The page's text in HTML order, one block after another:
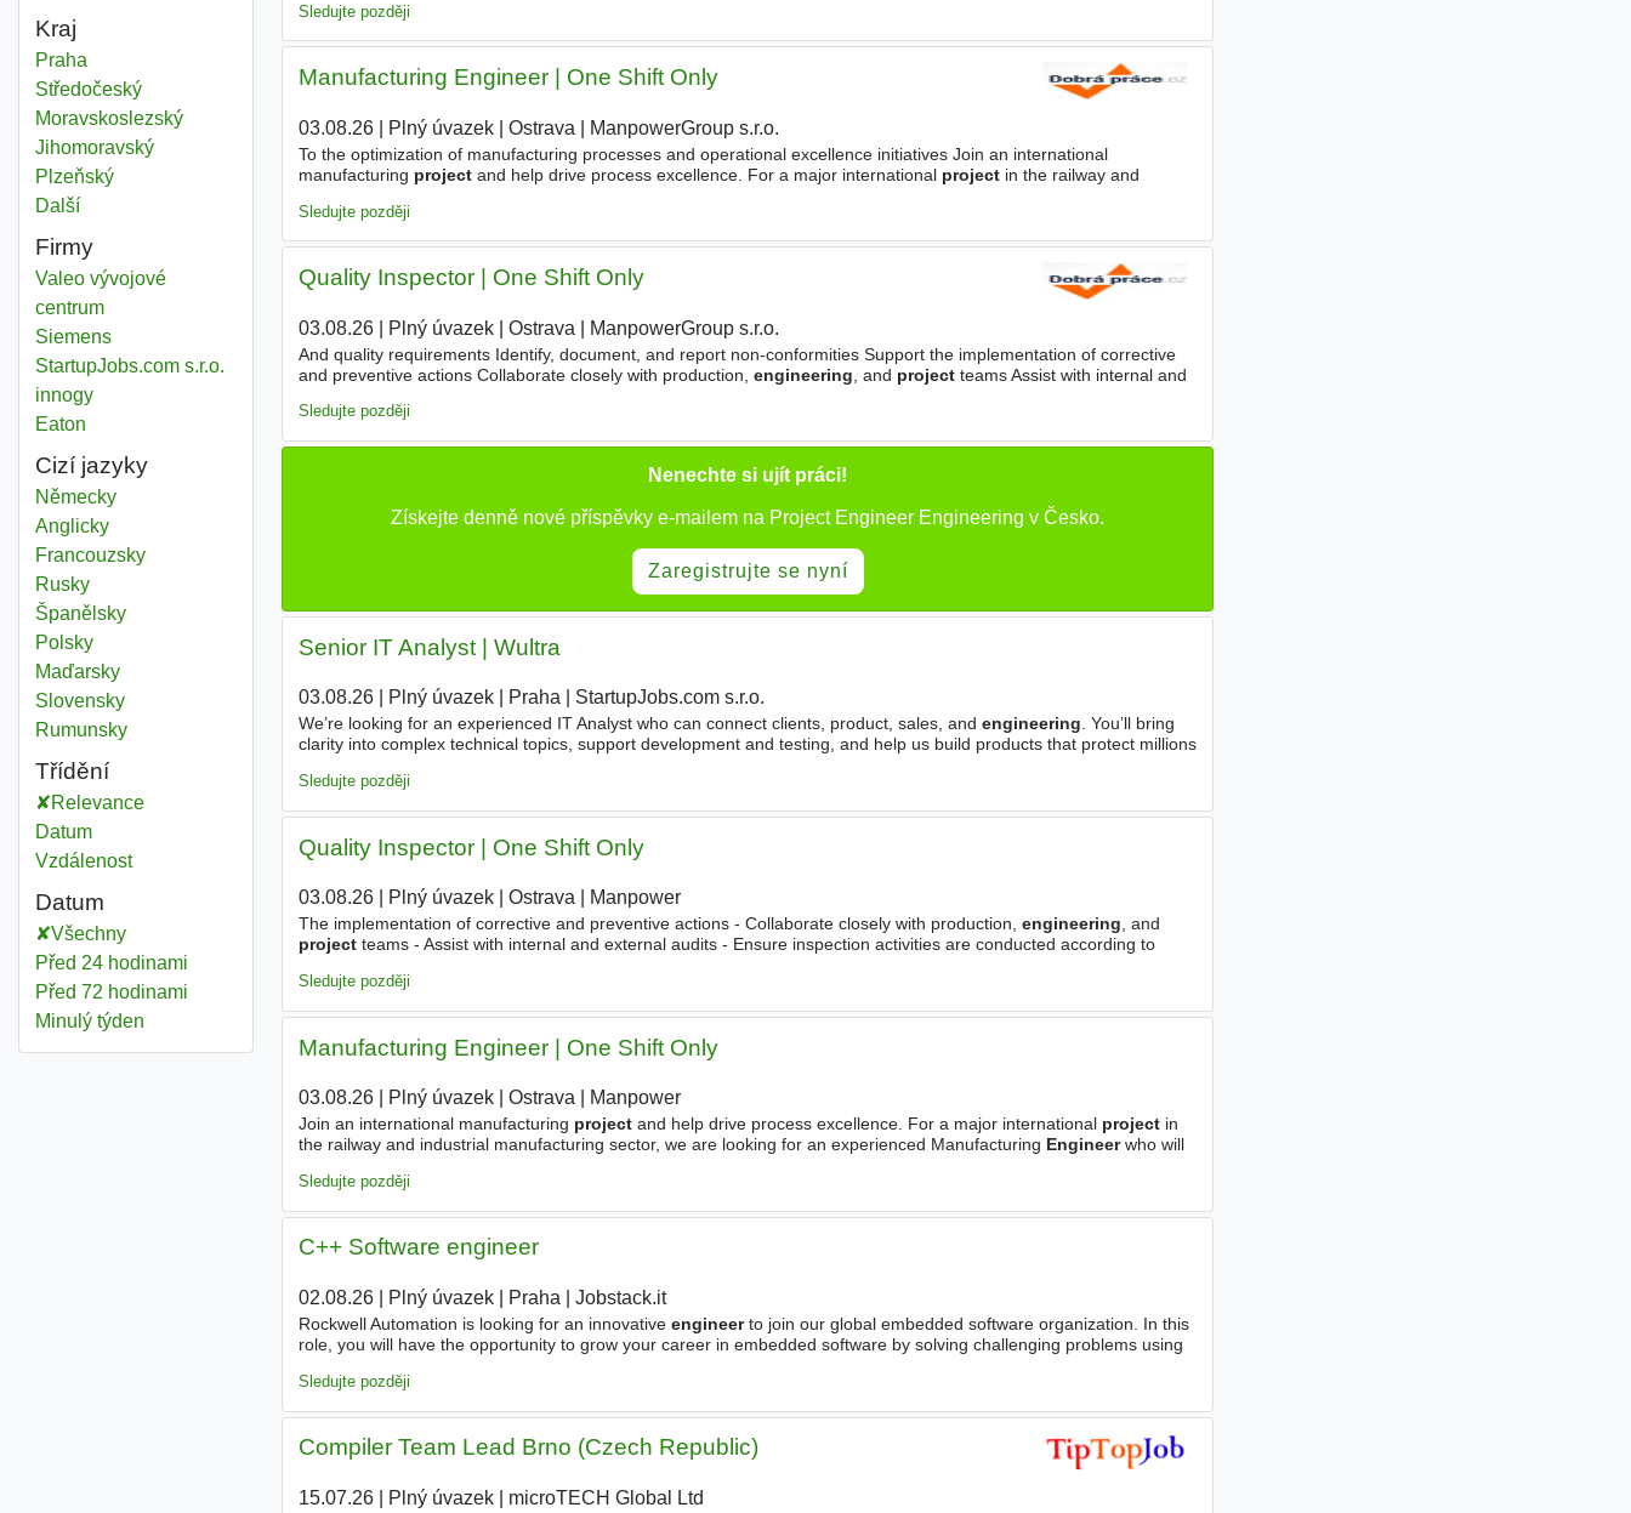
Kraj
Project engineer engineering
Praha
Project engineer engineering
StředočeskýKraj
Project engineer engineering
MoravskoslezskýKraj
Project engineer engineering
JihomoravskýKraj
Project engineer engineering
PlzeňskýKraj
Dalšíkraj
Firmy
Valeo vývojové
centrum
Siemens
StartupJobs.com s.r.o.
innogy
Eaton
Cizí jazyky
Německy
Anglicky
Francouzsky
Rusky
Španělsky
Polsky
Maďarsky
Slovensky
Rumunsky
Třídění
Relevance
Datum
Vzdálenost
Datum
Všechny
Před 24 hodinami
Před 72 hodinami
Minulý týden
Sledujte později
Manufacturing Engineer | One Shift Only
03.08.26| Plný úvazek| Ostrava ManpowerGroup s.r.o.
To the optimization of manufacturing processes and operational excellence initiatives Join an international
manufacturing projectand help drive process excellence. For a major international projectin the railway and
Sledujte později
Quality Inspector | One Shift Only
03.08.26| Plný úvazek| Ostrava ManpowerGroup s.r.o.
And quality requirements Identify, document, and report non-conformities Support the implementation of corrective
and preventive actions Collaborate closely with production, engineering , and projectteams Assist with internal and
Sledujte později
Nenechte si ujít práci!
Získejte denně nové příspěvky e-mailem na Project Engineer Engineering v Česko.
Zaregistrujte se nyní
Senior IT Analyst | Wultra
03.08.26| Plný úvazek| Praha| StartupJobs.com s.r.o.
We’re looking for an experienced IT Analyst who can connect clients, product, sales, and engineering. You’ll bring
clarity into complex technical topics, support development and testing, and help us build products that protect millions
Sledujte později
Quality Inspector | One Shift Only
03.08.26| Plný úvazek| Ostrava| Manpower
The implementation of corrective and preventive actions - Collaborate closely with production, engineering, and
projectteams - Assist with internal and external audits - Ensure inspection activities are conducted according to
Sledujte později
Manufacturing Engineer | One Shift Only
03.08.26| Plný úvazek| Ostrava Manpower
Join an international manufacturing projectand help drive process excellence. For a major international projectin
the railway and industrial manufacturing sector, we are looking for an experienced Manufacturing Engineerwho will
Sledujte později
C++ Software engineer
02.08.26| Plný úvazek| Praha Jobstack.it|
Rockwell Automation is looking for an innovative engineerto join our global embedded software organization. In this
role, you will have the opportunity to grow your career in embedded software by solving challenging problems using
Sledujte později
Compiler Team Lead Brno (Czech Republic)
15.07.26| Plný úvazek| microTECH Global Ltd